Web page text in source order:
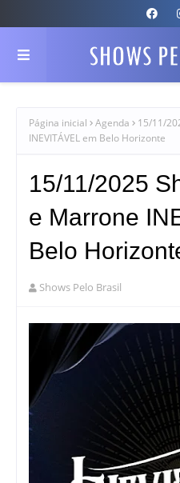
Página inicial Agenda
15/11/
INEVITÁVEL em Belo Horizonte
15/11/2025
e Marrone
Belo
Shows Pelo Brasil